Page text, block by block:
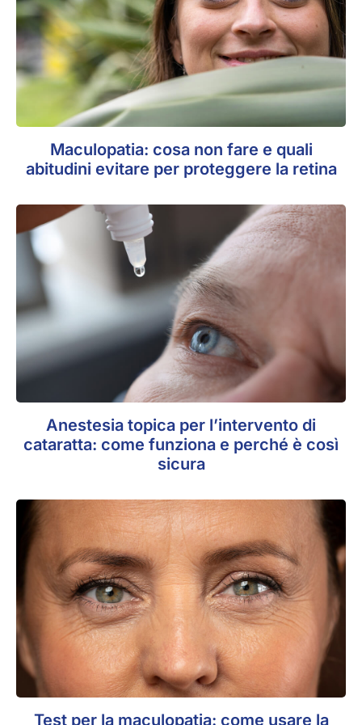
Maculopatia: cosa non fare e quali
abitudini evitare per proteggere la retina
Anestesia topica per l’intervento di
cataratta: come funziona e perché è così
sicura
Test per la maculopatia: come usare la